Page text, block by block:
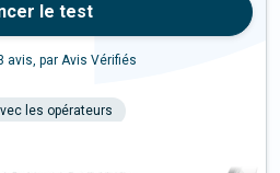
le test
avis, par Avis Vérifiés
les opérateurs